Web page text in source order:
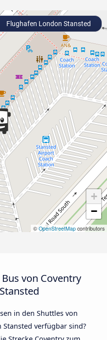
+
−
© OpenStreetMap contributors
Flughafen London Stansted
von Coventry
in den Shuttles von
verfügbar sind?